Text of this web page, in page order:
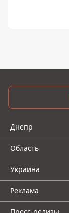
Днепр
Область
Украина
Реклама